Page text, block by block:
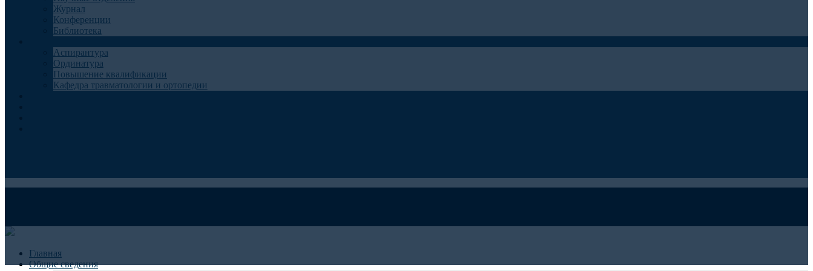
Журнал
Конференции
Библиотека
Аспирантура
Ординатура
Повышение квалификации
Кафедра травматологии и ортопедии
Главная
Общие сведения